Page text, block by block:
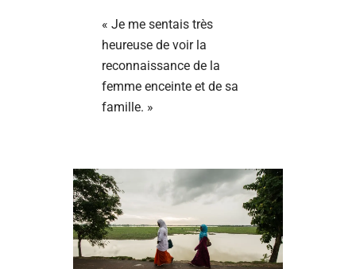
« Je me sentais très
heureuse de voir la
reconnaissance de la
femme enceinte et de sa
famille. »